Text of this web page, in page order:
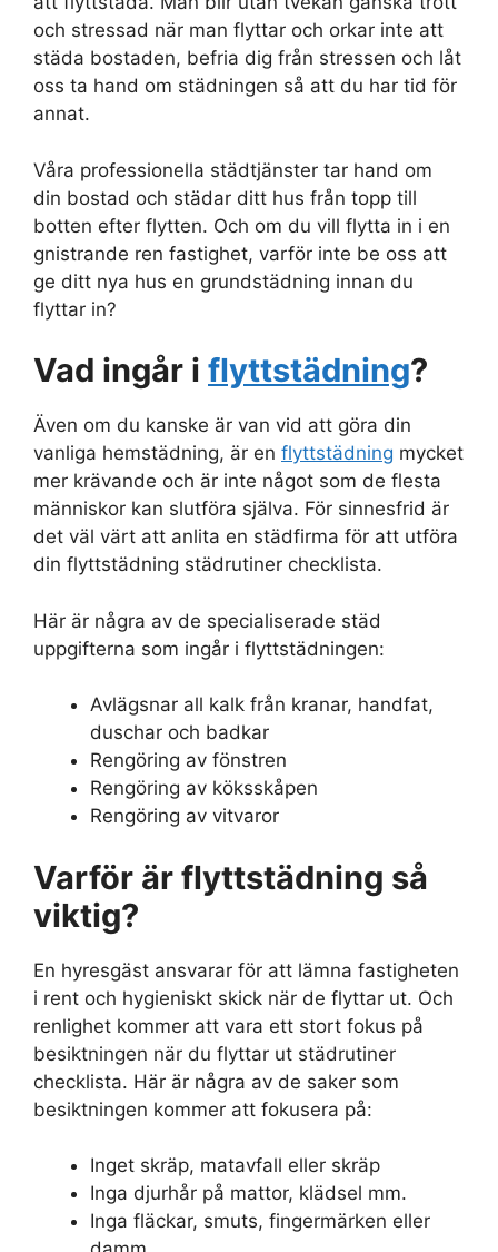
och stressad när man flyttar och orkar inte att
städa bostaden, befria dig från stressen och låt
oss ta hand om städningen så att du har tid för
annat.
Våra professionella städtjänster tar hand om
din bostad och städar ditt hus från topp till
botten efter flytten. Och om du vill flytta in i en
gnistrande ren fastighet, varför inte be oss att
ge ditt nya hus en grundstädning innan du
flyttar in?
Vad ingår i flyttstädning?
Även om du kanske är van vid att göra din
vanliga hemstädning, är en flyttstädning mycket
mer krävande och är inte något som de flesta
människor kan slutföra själva. För sinnesfrid är
det väl värt att anlita en städfirma för att utföra
din flyttstädning städrutiner checklista.
Här är några av de specialiserade städ
uppgifterna som ingår i flyttstädningen:
Avlägsnar all kalk från kranar, handfat,
duschar och badkar
Rengöring av fönstren
Rengöring av köksskåpen
Rengöring av vitvaror
Varför är flyttstädning så
viktig?
En hyresgäst ansvarar för att lämna fastigheten
i rent och hygieniskt skick när de flyttar ut. Och
renlighet kommer att vara ett stort fokus på
besiktningen när du flyttar ut städrutiner
checklista. Här är några av de saker som
besiktningen kommer att fokusera på:
Inget skräp, matavfall eller skräp
Inga djurhår på mattor, klädsel mm.
Inga fläckar, smuts, fingermärken eller